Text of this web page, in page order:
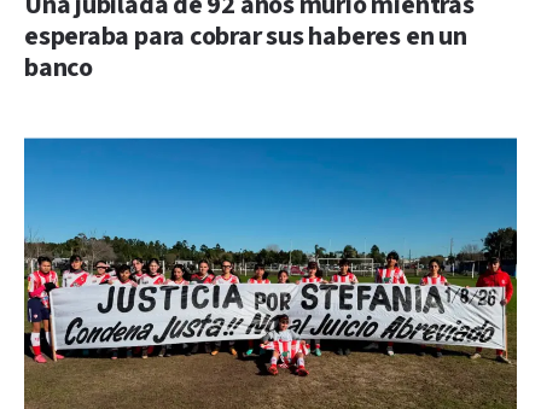
esperaba para cobrar sus haberes en un
banco